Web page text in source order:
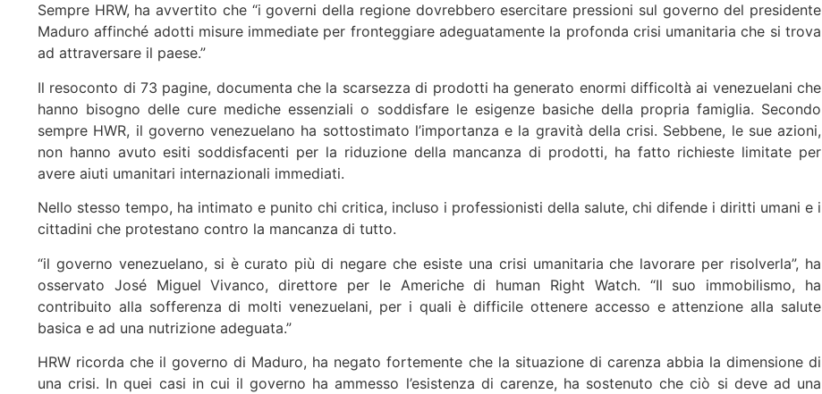
Sempre HRW, ha avvertito che “i governi della regione dovrebbero esercitare pressioni sul governo del presidente
Maduro affinché adotti misure immediate per fronteggiare adeguatamente la profonda crisi umanitaria che si trova
ad attraversare il paese.”
Il resoconto di 73 pagine, documenta che la scarsezza di prodotti ha generato enormi difficoltà ai venezuelani che
hanno bisogno delle cure mediche essenziali o soddisfare le esigenze basiche della propria famiglia. Secondo
sempre HWR, il governo venezuelano ha sottostimato l’importanza e la gravità della crisi. Sebbene, le sue azioni,
non hanno avuto esiti soddisfacenti per la riduzione della mancanza di prodotti, ha fatto richieste limitate per
avere aiuti umanitari internazionali immediati.
Nello stesso tempo, ha intimato e punito chi critica, incluso i professionisti della salute, chi difende i diritti umani e i
cittadini che protestano contro la mancanza di tutto.
“il governo venezuelano, si è curato più di negare che esiste una crisi umanitaria che lavorare per risolverla”, ha
osservato José Miguel Vivanco, direttore per le Americhe di human Right Watch. “Il suo immobilismo, ha
contribuito alla sofferenza di molti venezuelani, per i quali è difficile ottenere accesso e attenzione alla salute
basica e ad una nutrizione adeguata.”
HRW ricorda che il governo di Maduro, ha negato fortemente che la situazione di carenza abbia la dimensione di
una crisi. In quei casi in cui il governo ha ammesso l’esistenza di carenze, ha sostenuto che ciò si deve ad una